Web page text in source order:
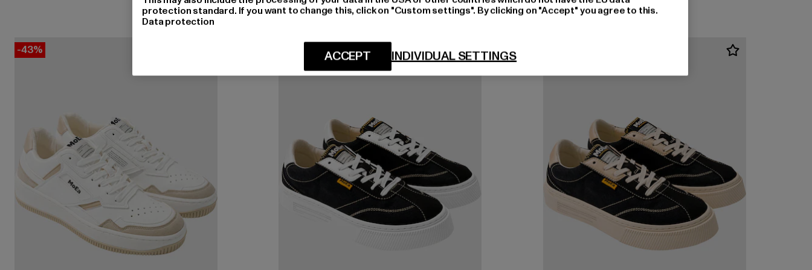
-43%
protection standard. If you want to change this, click on "Custom settings". By clicking on "Accept" you agree to this.
Data protection
INDIVIDUAL SETTINGS
ACCEPT